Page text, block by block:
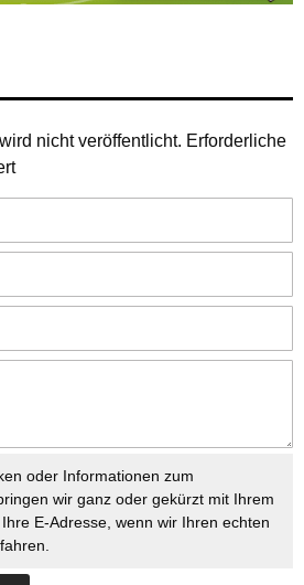
nicht veröffentlicht. Erforderliche
oder Informationen zum
wir ganz oder gekürzt mit Ihrem
E-Adresse, wenn wir Ihren echten